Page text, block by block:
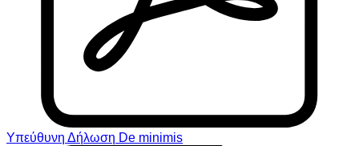
Υπεύθυνη Δήλωση De minimis